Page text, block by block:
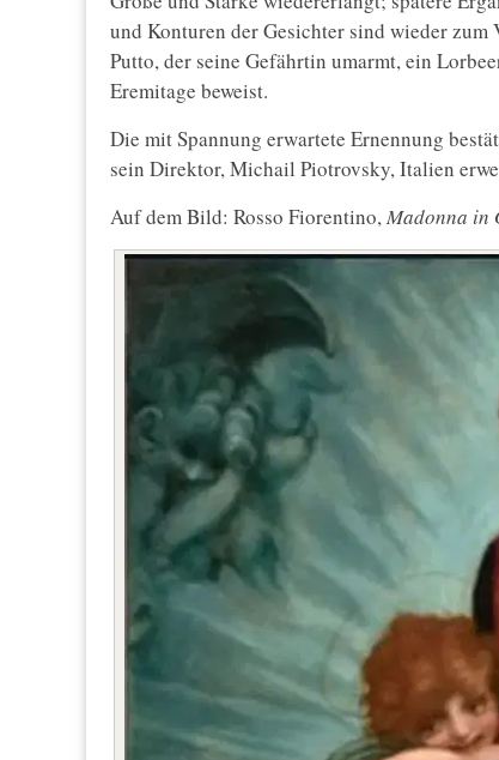
und Konturen der Gesichter sind wieder zum
Putto, der seine Gefährtin umarmt, ein
Eremitage beweist.
Die mit Spannung erwartete Ernennung
sein Direktor, Michail Piotrovsky, Italien
Auf dem Bild: Rosso Fiorentino,Madonna in